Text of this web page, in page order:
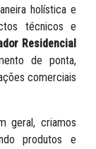
holística e
técnicos e
Residencial
de ponta,
comerciais
geral, criamos
produtos e